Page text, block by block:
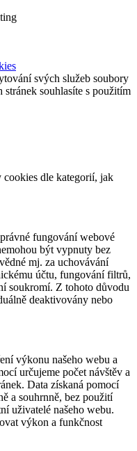
svých služeb soubory
souhlasíte s použitím
cookies dle kategorií, jak
fungování webové
být vypnuty bez
mj. za uchovávání
účtu, fungování filtrů,
soukromí. Z tohoto důvodu
deaktivovány nebo
výkonu našeho webu a
určujeme počet návštěv a
Data získaná pomocí
a souhrnně, bez použití
uživatelé našeho webu.
výkon a funkčnost